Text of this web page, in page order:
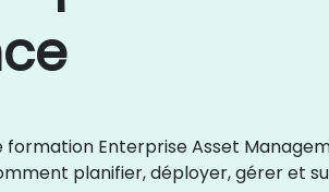
formation Enterprise Asset
planifier, déployer, gérer et